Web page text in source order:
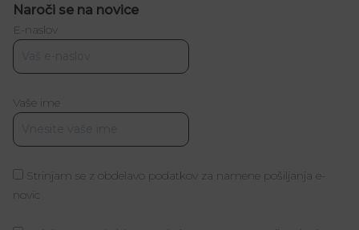
Naroči se na novice
E-naslov
Vaše ime
Strinjam se z obdelavo podatkov za namene pošiljanja e-
novic